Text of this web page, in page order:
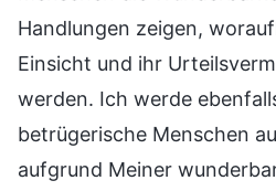
Handlungen zeigen,
Einsicht und ihr
werden. Ich werde
betrügerische Menschen
aufgrund Meiner